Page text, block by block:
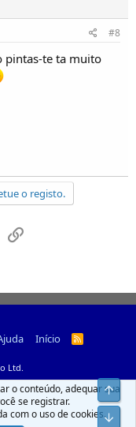
#8
pintas-te ta muito
o registo.
Email
Início
R
Ltd.
o conteúdo, adequar sua
se registrar.
com o uso de cookies.
Top